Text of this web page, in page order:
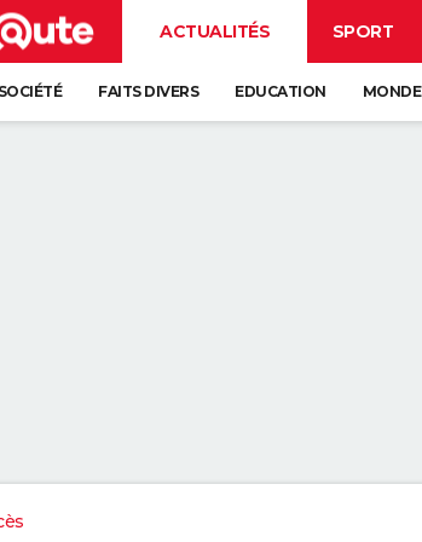
ACTUALITÉS SPORT
SOCIÉTÉ FAITS DIVERS EDUCATION MONDE